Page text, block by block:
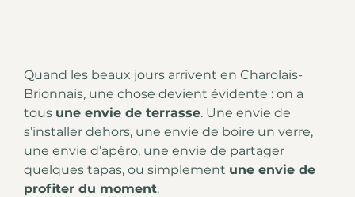
Quand les beaux jours arrivent en Charolais-
Brionnais, une chose devient évidente : on a
tous une envie de terrasse. Une envie de
s’installer dehors, une envie de boire un verre,
une envie d’apéro, une envie de partager
quelques tapas, ou simplement une envie de
profiter du moment.